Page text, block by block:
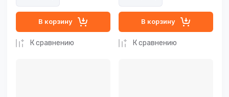
В корзину
К сравнению
В корзину
К сравнению